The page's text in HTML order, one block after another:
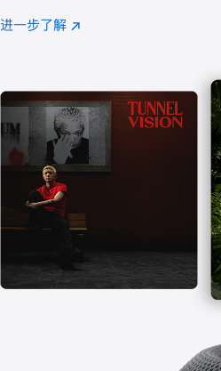
注
进一步了解 Apple
(在
口
中
打
开)